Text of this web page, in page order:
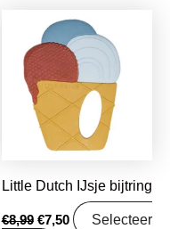
Little Dutch IJsje bijtring
€8,99
Oorspronkelijke
prijs
was:
€8,99.
€7,50
Huidige
prijs
is:
€7,50.
Selecteer